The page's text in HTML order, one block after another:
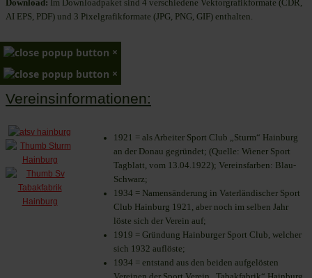
Download: Im Downloadpaket sind 4 verschiedene Vektorgrafikformate (CDR,
AI EPS, PDF) und 3 Pixelgrafikformate (JPG, PNG, GIF) enthalten.
×
×
Vereinsinformationen:
1921 = als Arbeiter Sport Club „Sturm“ Hainburg
an der Donau gegründet; (Quelle: Wiener Sport
Tagblatt, vom 13.04.1922); Vereinsfarben: Blau-
Schwarz;
1934 = Namensänderung in Vaterländischer Sport
Club Hainburg 1921, aber noch im selben Jahr
löste sich der Verein auf;
1919 = Gründung Hainburger Sport Club, welcher
sich 1932 auflöste;
1934 = entstand aus den beiden aufgelösten